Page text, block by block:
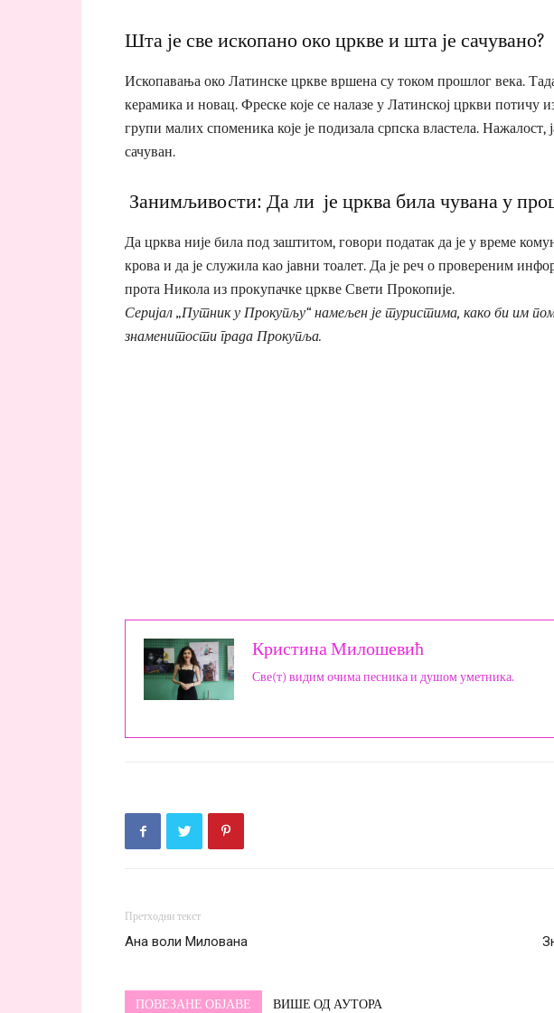
Шта је све ископано око цркве и шта је сачувано?
Ископавања око Латинске цркве вршена су током прошлог века.
керамика и новац. Фреске које се налазе у Латинској цркви потичу
групи малих споменика које је подизала српска властела. Нажалост,
сачуван.
Занимљивости: Да ли је црква била чувана у
Да црква није била под заштитом, говори податак да је у време
крова и да је служила као јавни тоалет. Да је реч о провереним
прота Никола из прокупачке цркве Свети Прокопије.
Серијал „Путник у Прокупљу“ намељен је туристима, како би им
знаменитости града Прокупља.
Кристина Милошевић
Све(т) видим очима песника и душом уметника.
Претходни текст
Ана воли Милована
ПОВЕЗАНЕ ОБЈАВЕ ВИШЕ ОД АУТОРА